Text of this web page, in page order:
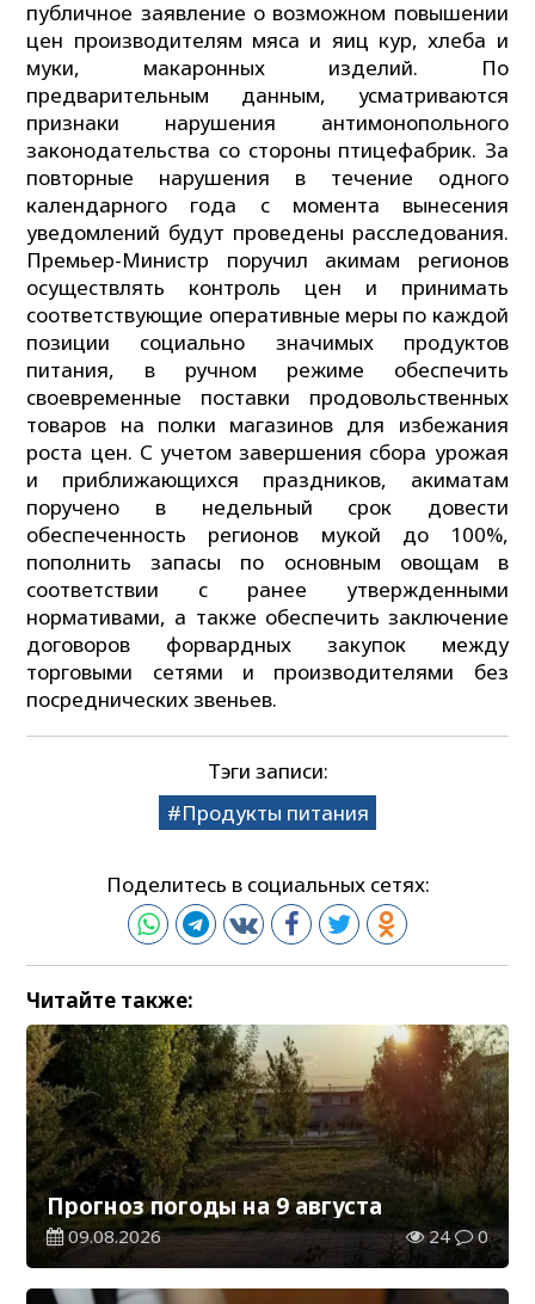
публичное заявление о возможном повышении
цен производителям мяса и яиц кур, хлеба и
муки, макаронных изделий. По
предварительным данным, усматриваются
признаки нарушения антимонопольного
законодательства со стороны птицефабрик. За
повторные нарушения в течение одного
календарного года с момента вынесения
уведомлений будут проведены расследования.
Премьер-Министр поручил акимам регионов
осуществлять контроль цен и принимать
соответствующие оперативные меры по каждой
позиции социально значимых продуктов
питания, в ручном режиме обеспечить
своевременные поставки продовольственных
товаров на полки магазинов для избежания
роста цен. С учетом завершения сбора урожая
и приближающихся праздников, акиматам
поручено в недельный срок довести
обеспеченность регионов мукой до 100%,
пополнить запасы по основным овощам в
соответствии с ранее утвержденными
нормативами, а также обеспечить заключение
договоров форвардных закупок между
торговыми сетями и производителями без
посреднических звеньев.
Тэги записи:
Продукты питания
Поделитесь в социальных сетях:
Читайте также:
Прогноз погоды на 9 августа
09.08.2026 24 0